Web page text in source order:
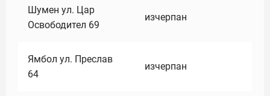
Шумен ул. Цар
Освободител 69
изчерпан
Ямбол ул. Преслав
64
изчерпан